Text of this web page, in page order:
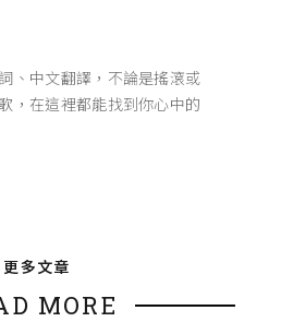
、中文翻譯，不論是搖滾或
，在這裡都能找到你心中的
更多文章
MORE